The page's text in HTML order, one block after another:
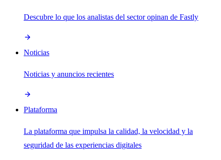
Descubre lo que los analistas del sector opinan de Fastly
Noticias
Noticias y anuncios recientes
Plataforma
La plataforma que impulsa la calidad, la velocidad y la
seguridad de las experiencias digitales